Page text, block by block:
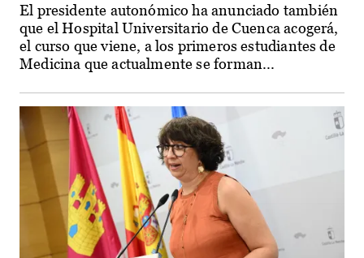
El presidente autonómico ha anunciado también
que el Hospital Universitario de Cuenca acogerá,
el curso que viene, a los primeros estudiantes de
Medicina que actualmente se forman...